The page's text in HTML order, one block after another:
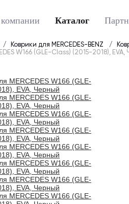
Каталог
Коврики для MERCEDES-BENZ
W166 (GLE-Class) (2015-2018),